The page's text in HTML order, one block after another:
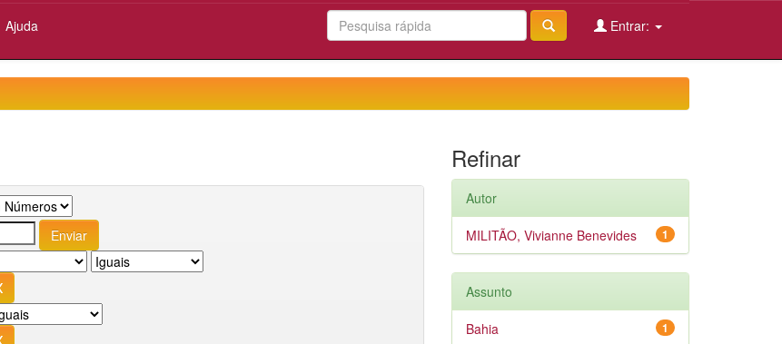
Ajuda Entrar:
Refinar
Autor
1
MILITÃO, Vivianne Benevides
Assunto
1
Bahia